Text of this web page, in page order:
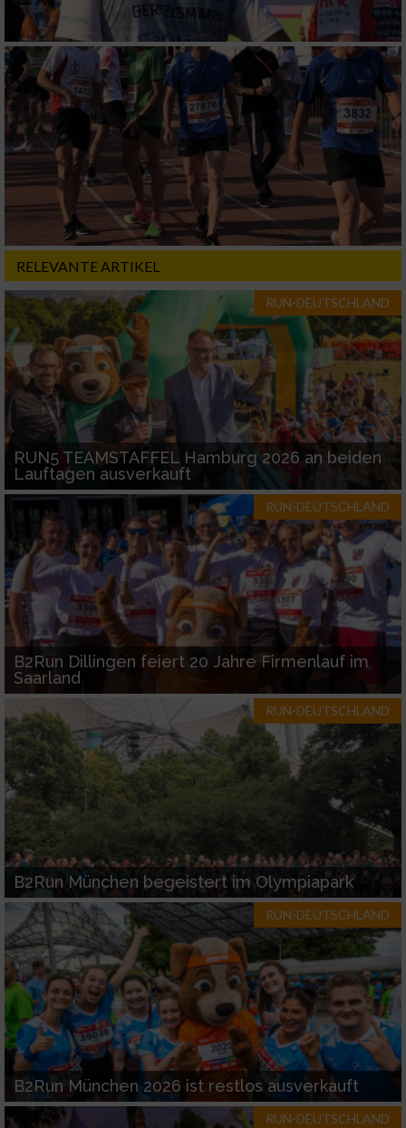
RELEVANTE ARTIKEL
RUN-DEUTSCHLAND
RUN5 TEAMSTAFFEL Hamburg 2026 an beiden
Lauftagen ausverkauft
RUN-DEUTSCHLAND
B2Run Dillingen feiert 20 Jahre Firmenlauf im
Saarland
RUN-DEUTSCHLAND
B2Run München begeistert im Olympiapark
RUN-DEUTSCHLAND
B2Run München 2026 ist restlos ausverkauft
RUN-DEUTSCHLAND